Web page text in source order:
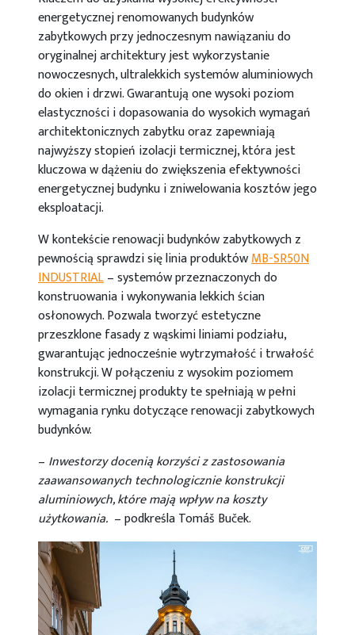
energetycznej renomowanych budynków
zabytkowych przy jednoczesnym nawiązaniu do
oryginalnej architektury jest wykorzystanie
nowoczesnych, ultralekkich systemów aluminiowych
do okien i drzwi. Gwarantują one wysoki poziom
elastyczności i dopasowania do wysokich wymagań
architektonicznych zabytku oraz zapewniają
najwyższy stopień izolacji termicznej, która jest
kluczowa w dążeniu do zwiększenia efektywności
energetycznej budynku i zniwelowania kosztów jego
eksploatacji.
W kontekście renowacji budynków zabytkowych z
pewnością sprawdzi się linia produktówMB-SR50N
INDUSTRIAL– systemów przeznaczonych do
konstruowania i wykonywania lekkich ścian
osłonowych. Pozwala tworzyć estetyczne
przeszklone fasady z wąskimi liniami podziału,
gwarantując jednocześnie wytrzymałość i trwałość
konstrukcji. W połączeniu z wysokim poziomem
izolacji termicznej produkty te spełniają w pełni
wymagania rynku dotyczące renowacji zabytkowych
budynków.
– Inwestorzy docenią korzyści z zastosowania
zaawansowanych technologicznie konstrukcji
aluminiowych, które mają wpływ na koszty
użytkowania. – podkreśla Tomáš Buček.